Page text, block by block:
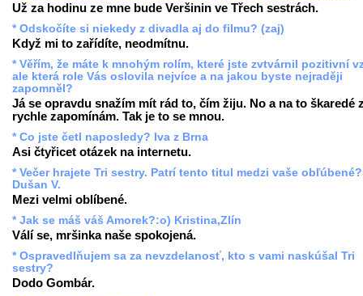
Už za hodinu ze mne bude Veršinin ve Třech sestrách.
* Odskočíte si niekedy z divadla aj do filmu? (zaj)
Když mi to zařídíte, neodmítnu.
* Věřím, že máte k mnohým rolím, které jste zvtvárnil pozitivní
ale která role Vás oslovila nejvíce a na jakou byste nejraději
zapomněl?
Já se opravdu snažím mít rád to, čím žiju. No a na to škaredé
rychle zapomínám. Tak je to se mnou.
* Co jste četl naposledy? Iva z Brna
Asi čtyřicet otázek na internetu.
* Večer hrajete Tri sestry. Patrí tento titul medzi vaše obľúbené?
Dušan V.
Mezi velmi oblíbené.
* Jak se máš váš Amorek?:o) Kristina,Zlín
Válí se, mršinka naše spokojená.
* Ospravedlňujem sa za nevzdelanosť, kto s vami naskúšal Tri
sestry?
Dodo Gombár.